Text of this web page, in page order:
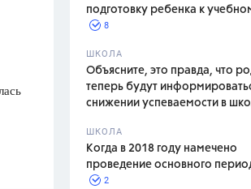
подготовку ребенка к
8
ШКОЛА
Объясните, это правда, что
теперь будут
снижении успеваемости в
ШКОЛА
Когда в 2018 году намечено
проведение основного
2